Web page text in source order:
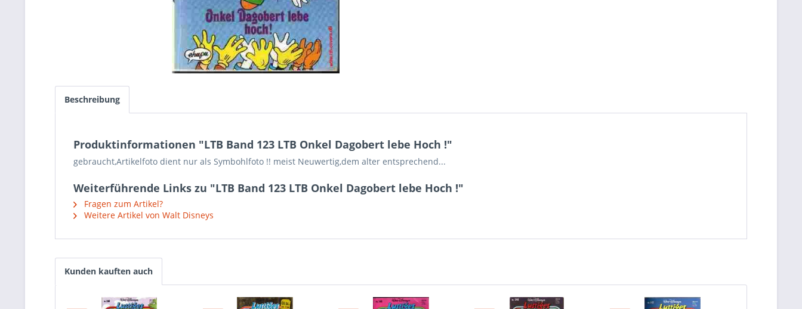
Beschreibung
Produktinformationen "LTB Band 123 LTB Onkel Dagobert lebe Hoch !"
gebraucht,Artikelfoto dient nur als Symbohlfoto !! meist Neuwertig,dem alter entsprechend...
Weiterführende Links zu "LTB Band 123 LTB Onkel Dagobert lebe Hoch !"
Fragen zum Artikel?
Weitere Artikel von Walt Disneys
Kunden kauften auch